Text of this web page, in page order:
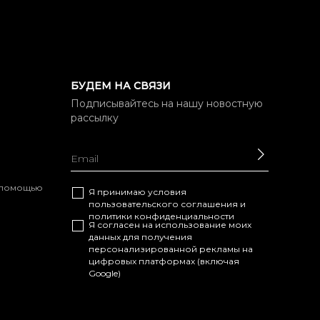
помощью
БУДЕМ НА СВЯЗИ
Подписывайтесь на нашу новостную
рассылку
Я принимаю условия
пользовательского соглашения и
политики конфиденциальности
Я согласен на использование моих
данных для получения
персонализированной рекламы на
цифровых платформах (включая
Google)